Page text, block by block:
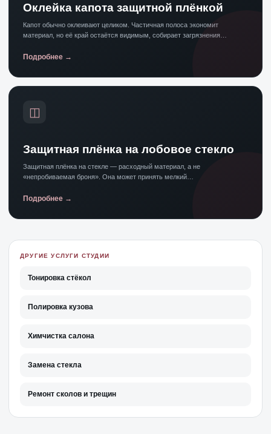
Оклейка капота защитной плёнкой
Капот обычно оклеивают целиком. Частичная полоса экономит
материал, но её край остаётся видимым, собирает загрязнения…
Подробнее
◫
Защитная плёнка на лобовое стекло
Защитная плёнка на стекле — расходный материал, а не
«непробиваемая броня». Она может принять мелкий…
Подробнее
ДРУГИЕ УСЛУГИ СТУДИИ
Тонировка стёкол
Полировка кузова
Химчистка салона
Замена стекла
Ремонт сколов и трещин